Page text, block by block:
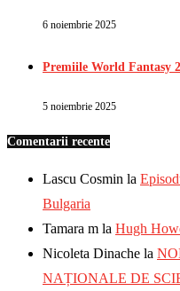
6 noiembrie 2025
Premiile World Fantasy
5 noiembrie 2025
Comentarii recente
Lascu Cosmin la
Bulgaria
Tamara m la Hugh
Nicoleta Dinache la
NAȚIONALE DE